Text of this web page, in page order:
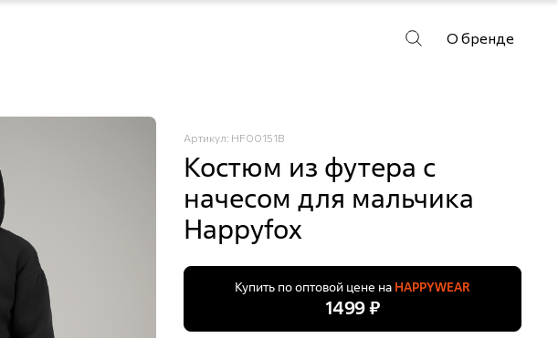
О бренде
Артикул: HF00151B
Костюм из футера с
начесом для мальчика
Happyfox
Купить по оптовой цене на HAPPYWEAR
1499 ₽